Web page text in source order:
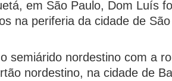
em São Paulo, Dom Luís
na periferia da cidade de
semiárido nordestino com a
nordestino, na cidade de